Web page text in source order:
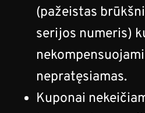
(pažeistas
serijos numeris)
nepratęsiamas.
Kuponai